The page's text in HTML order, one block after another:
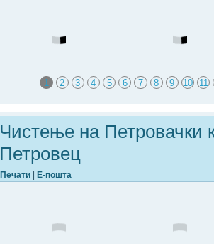
1 2 3 4 5 6 7 8 9 10 11
Чистење на Петровачки
Петровец
Печати Е-пошта